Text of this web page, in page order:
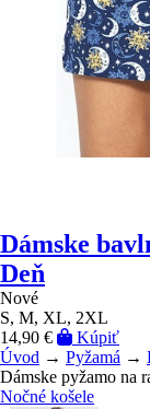
Dámske
Deň
Nové
S, M, XL, 2XL
14,90 €
Kúpiť
Úvod → Pyžamá →
Dámske pyžamo na
Nočné košele